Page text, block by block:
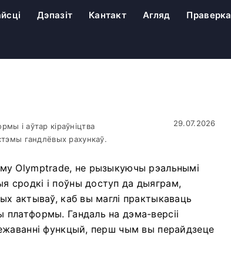
Дэпазіт Кантакт Агляд Праверка
і аўтар кіраўніцтва
гандлёвых рахункаў.
29.07.2026
Olymptrade, не рызыкуючы рэальнымі
сродкі і поўны доступ да дыяграм,
актываў, каб вы маглі практыкаваць
Гандаль на дэма-версіі
функцый, перш чым вы перайдзеце